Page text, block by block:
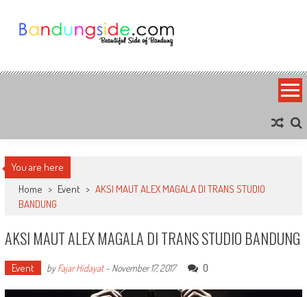
content
Bandung Side
You are here
Home > Event > AKSI MAUT ALEX MAGALA DI TRANS STUDIO
BANDUNG
AKSI MAUT ALEX MAGALA DI TRANS STUDIO BANDUNG
Event byFajar Hidayat- November 17, 2017 0